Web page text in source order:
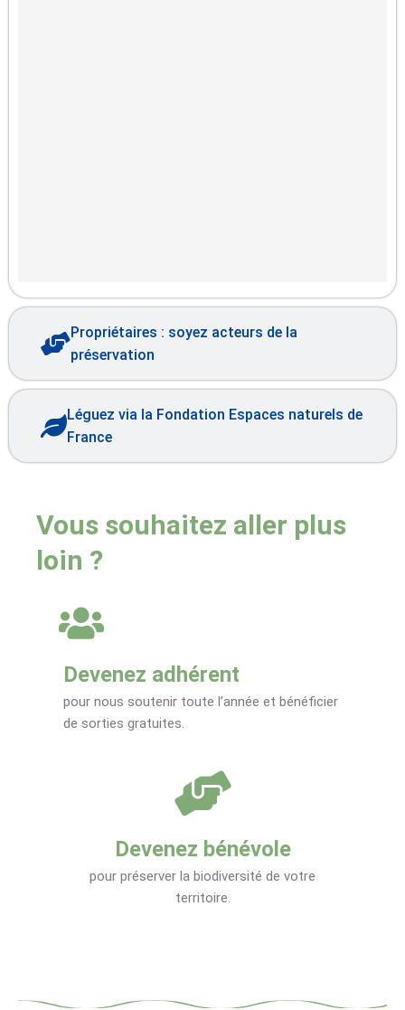
Propriétaires : soyez acteurs de la
préservation
Léguez via la Fondation Espaces naturels de
France
Vous souhaitez aller plus
loin ?
Devenez adhérent
pour nous soutenir toute l’année et bénéficier
de sorties gratuites.
Devenez bénévole
pour préserver la biodiversité de votre
territoire.